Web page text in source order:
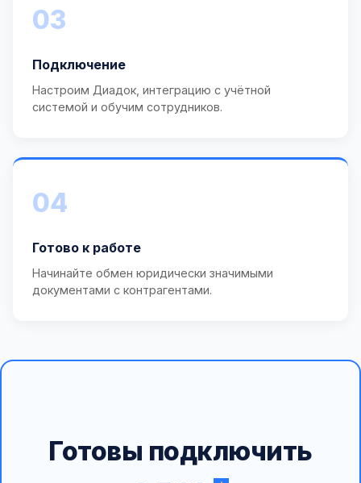
03
Подключение
Настроим Диадок, интеграцию с учётной
системой и обучим сотрудников.
04
Готово к работе
Начинайте обмен юридически значимыми
документами с контрагентами.
Готовы подключить